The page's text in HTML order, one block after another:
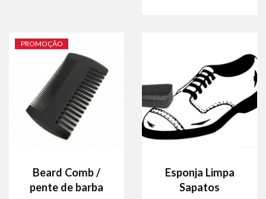
PROMOÇÃO
Beard Comb /
pente de barba
Esponja Limpa
Sapatos